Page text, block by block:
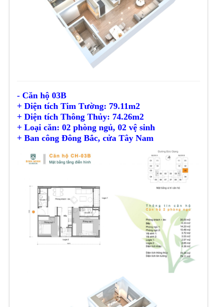
- Căn hộ 03B
+ Diện tích Tim Tường: 79.11m2
+ Diện tíchThông Thủy: 74.26m2
+ Loại căn: 02 phòng ngủ, 02 vệ sinh
+ Ban công Đông Bắc, cửa Tây Nam